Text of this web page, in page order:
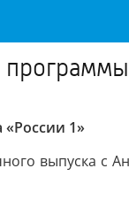
1»
выпуска